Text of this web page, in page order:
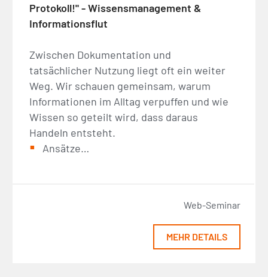
Protokoll!" - Wissensmanagement &
Informationsflut
Zwischen Dokumentation und
tatsächlicher Nutzung liegt oft ein weiter
Weg. Wir schauen gemeinsam, warum
Informationen im Alltag verpuffen und wie
Wissen so geteilt wird, dass daraus
Handeln entsteht.
Ansätze…
Web-Seminar
MEHR DETAILS